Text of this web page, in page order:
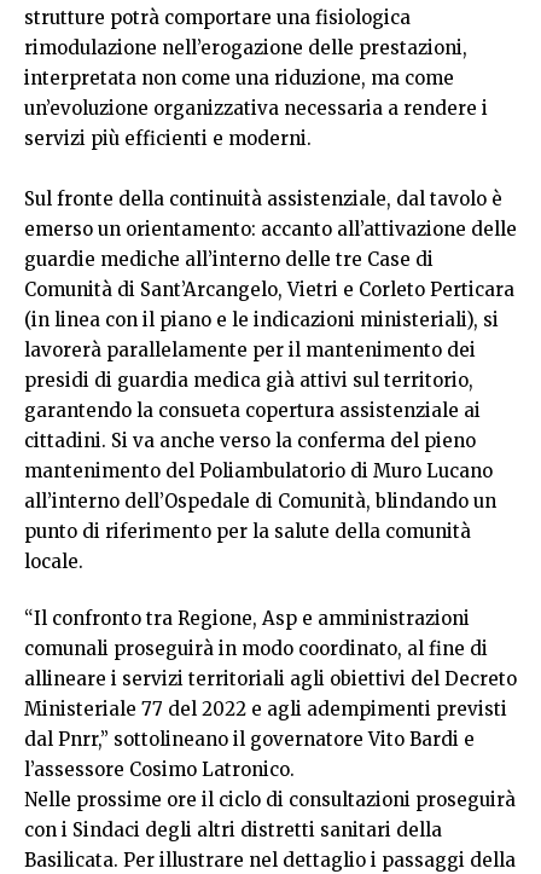
strutture potrà comportare una fisiologica
rimodulazione nell’erogazione delle prestazioni,
interpretata non come una riduzione, ma come
un’evoluzione organizzativa necessaria a rendere i
servizi più efficienti e moderni.
Sul fronte della continuità assistenziale, dal tavolo è
emerso un orientamento: accanto all’attivazione delle
guardie mediche all’interno delle tre Case di
Comunità di Sant’Arcangelo, Vietri e Corleto Perticara
(in linea con il piano e le indicazioni ministeriali), si
lavorerà parallelamente per il mantenimento dei
presidi di guardia medica già attivi sul territorio,
garantendo la consueta copertura assistenziale ai
cittadini. Si va anche verso la conferma del pieno
mantenimento del Poliambulatorio di Muro Lucano
all’interno dell’Ospedale di Comunità, blindando un
punto di riferimento per la salute della comunità
locale.
“Il confronto tra Regione, Asp e amministrazioni
comunali proseguirà in modo coordinato, al fine di
allineare i servizi territoriali agli obiettivi del Decreto
Ministeriale 77 del 2022 e agli adempimenti previsti
dal Pnrr,” sottolineano il governatore Vito Bardi e
l’assessore Cosimo Latronico.
Nelle prossime ore il ciclo di consultazioni proseguirà
con i Sindaci degli altri distretti sanitari della
Basilicata. Per illustrare nel dettaglio i passaggi della